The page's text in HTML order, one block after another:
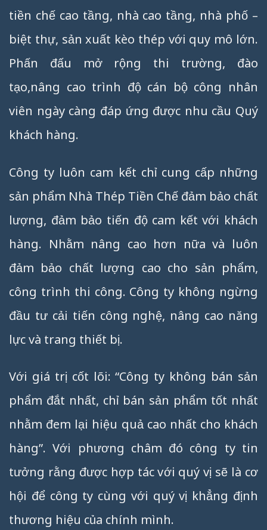
tiền chế cao tầng, nhà cao tầng, nhà phố –
biệt thự, sản xuất kèo thép với quy mô lớn.
Phấn đấu mở rộng thi trường, đào
tạo,nâng cao trình độ cán bộ công nhân
viên ngày càng đáp ứng được nhu cầu Quý
khách hàng.
Công ty luôn cam kết chỉ cung cấp những
sản phẩm Nhà Thép Tiền Chế đảm bảo chất
lượng, đảm bảo tiến độ cam kết với khách
hàng. Nhằm nâng cao hơn nữa và luôn
đảm bảo chất lượng cao cho sản phẩm,
công trình thi công. Công ty không ngừng
đầu tư cải tiến công nghệ, nâng cao năng
lực và trang thiết bị.
Với giá trị cốt lõi: “Công ty không bán sản
phẩm đắt nhất, chỉ bán sản phẩm tốt nhất
nhằm đem lại hiệu quả cao nhất cho khách
hàng”. Với phương châm đó công ty tin
tưởng rằng được hợp tác với quý vị sẽ là cơ
hội để công ty cùng với quý vị khẳng định
thương hiệu của chính mình.